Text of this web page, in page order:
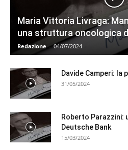
Maria Vittoria Livraga:
una struttura oncologica
Redazione - 04/07/2024
Davide Camperi: la
31/05/2024
Roberto Parazzini:
Deutsche Bank
15/03/2024